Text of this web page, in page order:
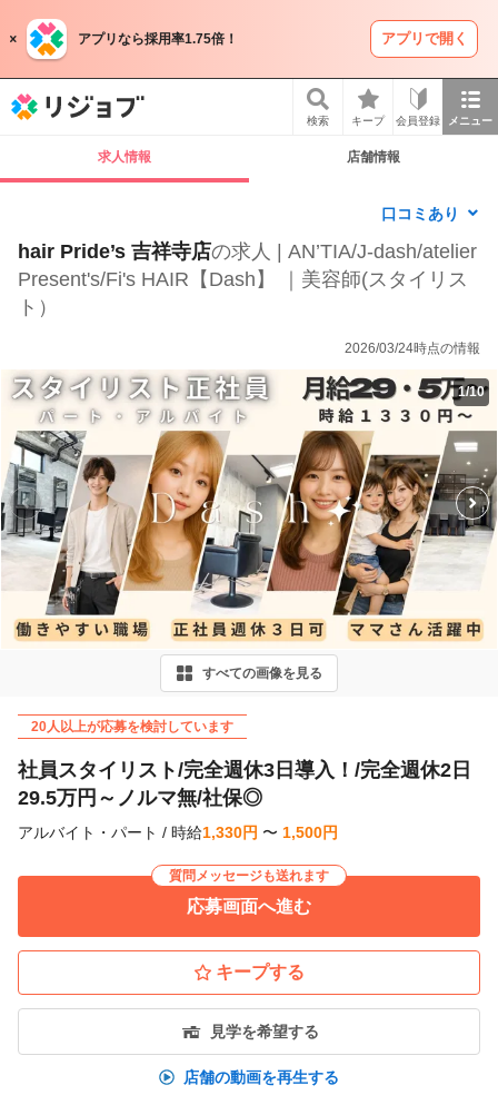
アプリなら採用率1.75倍！ アプリで開く
検索 キープ 会員登録 メニュー
求人情報 店舗情報
口コミあり
hair Pride’s 吉祥寺店の求人 | AN’TIA/J-dash/atelier
Present's/Fi's HAIR【Dash】 ｜美容師(スタイリス
ト）
2026/03/24時点の情報
1/10
すべての画像を見る
20人以上が応募を検討しています
社員スタイリスト/完全週休3日導入！/完全週休2日
29.5万円～ノルマ無/社保◎
アルバイト・パート / 時給1,330円 〜 1,500円
質問メッセージも送れます
応募画面へ進む
キープする
見学を希望する
店舗の動画を再生する